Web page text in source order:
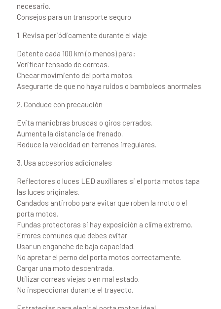
necesario.
Consejos para un transporte seguro
1. Revisa periódicamente durante el viaje
Detente cada 100 km (o menos) para:
Verificar tensado de correas.
Checar movimiento del porta motos.
Asegurarte de que no haya ruidos o bamboleos anormales.
2. Conduce con precaución
Evita maniobras bruscas o giros cerrados.
Aumenta la distancia de frenado.
Reduce la velocidad en terrenos irregulares.
3. Usa accesorios adicionales
Reflectores o luces LED auxiliares si el porta motos tapa
las luces originales.
Candados antirrobo para evitar que roben la moto o el
porta motos.
Fundas protectoras si hay exposición a clima extremo.
Errores comunes que debes evitar
Usar un enganche de baja capacidad.
No apretar el perno del porta motos correctamente.
Cargar una moto descentrada.
Utilizar correas viejas o en mal estado.
No inspeccionar durante el trayecto.